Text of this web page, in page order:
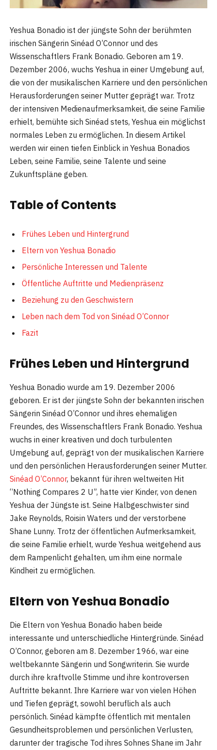
Yeshua Bonadio ist der jüngste Sohn der berühmten
irischen Sängerin Sinéad O’Connor und des
Wissenschaftlers Frank Bonadio. Geboren am 19.
Dezember 2006, wuchs Yeshua in einer Umgebung auf,
die von der musikalischen Karriere und den persönlichen
Herausforderungen seiner Mutter geprägt war. Trotz
der intensiven Medienaufmerksamkeit, die seine Familie
erhielt, bemühte sich Sinéad stets, Yeshua ein möglichst
normales Leben zu ermöglichen. In diesem Artikel
werden wir einen tiefen Einblick in Yeshua Bonadios
Leben, seine Familie, seine Talente und seine
Zukunftspläne geben.
Table of Contents
Frühes Leben und Hintergrund
Eltern von Yeshua Bonadio
Persönliche Interessen und Talente
Öffentliche Auftritte und Medienpräsenz
Beziehung zu den Geschwistern
Leben nach dem Tod von Sinéad O’Connor
Fazit
Frühes Leben und Hintergrund
Yeshua Bonadio wurde am 19. Dezember 2006
geboren. Er ist der jüngste Sohn der bekannten irischen
Sängerin Sinéad O’Connor und ihres ehemaligen
Freundes, des Wissenschaftlers Frank Bonadio. Yeshua
wuchs in einer kreativen und doch turbulenten
Umgebung auf, geprägt von der musikalischen Karriere
und den persönlichen Herausforderungen seiner Mutter.
Sinéad O’Connor, bekannt für ihren weltweiten Hit
“Nothing Compares 2 U”, hatte vier Kinder, von denen
Yeshua der Jüngste ist. Seine Halbgeschwister sind
Jake Reynolds, Roisin Waters und der verstorbene
Shane Lunny. Trotz der öffentlichen Aufmerksamkeit,
die seine Familie erhielt, wurde Yeshua weitgehend aus
dem Rampenlicht gehalten, um ihm eine normale
Kindheit zu ermöglichen.
Eltern von Yeshua Bonadio
Die Eltern von Yeshua Bonadio haben beide
interessante und unterschiedliche Hintergründe. Sinéad
O’Connor, geboren am 8. Dezember 1966, war eine
weltbekannte Sängerin und Songwriterin. Sie wurde
durch ihre kraftvolle Stimme und ihre kontroversen
Auftritte bekannt. Ihre Karriere war von vielen Höhen
und Tiefen geprägt, sowohl beruflich als auch
persönlich. Sinéad kämpfte öffentlich mit mentalen
Gesundheitsproblemen und persönlichen Verlusten,
darunter der tragische Tod ihres Sohnes Shane im Jahr